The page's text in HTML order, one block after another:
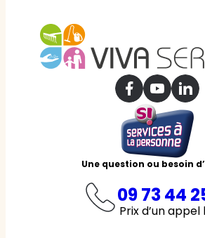
Une question ou besoin
09 73 44
Prix d’un appel